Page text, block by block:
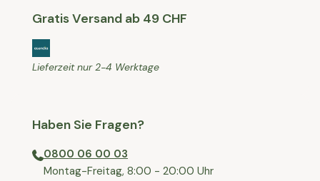
Gratis Versand ab 49 CHF
Lieferzeit nur 2-4 Werktage
Haben Sie Fragen?
0800 06 00 03
⁠Montag-Freitag, 8:00 - 20:00 Uhr